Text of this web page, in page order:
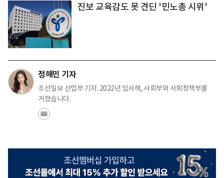
진보 교육감도 못 견딘 '민노총 시위'
정해민 기자
조선일보 산업부 기자. 2022년 입사해, 사회부와 사회정책부를
거쳤습니다.